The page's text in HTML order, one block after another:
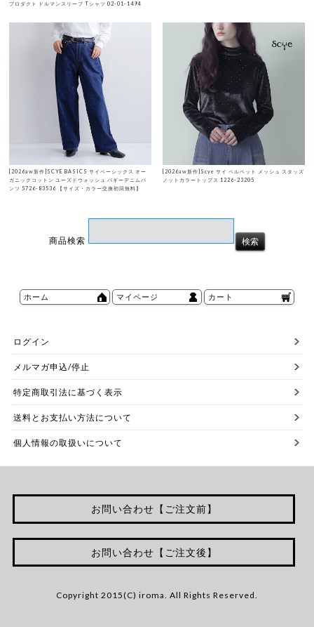
プロダクト ドルマンスリーブ Tシャツ 02-01-1494
[2026aw新作]SCYE BASICS サイベーシックス オー
ガニックコットン ユーズドウォッシュ バギーデニムパ
ンツ 5726-83536 【サイズ・カラー交換初回無料】
[2026aw新作]Scye サイ ベルベット メッシュ スタッズ
ノットカラートップス 1226-23205
商品検索
ホーム マイページ カート
ログイン
メルマガ申込/停止
特定商取引法に基づく表示
送料とお支払い方法について
個人情報の取扱いについて
お問い合わせ【ご注文前】
お問い合わせ【ご注文後】
Copyright 2015(C) iroma. All Rights Reserved.